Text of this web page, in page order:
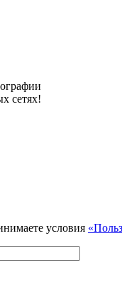
сетях!
условия